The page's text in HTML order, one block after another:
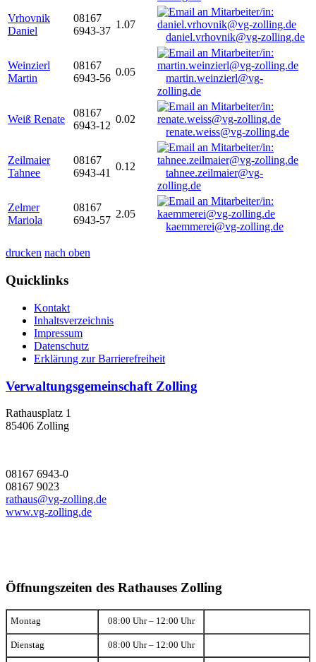
Vrhovnik
Daniel
08167
6943-37
1.07
daniel.vrhovnik@vg-zolling.de
Weinzierl
Martin
08167
6943-56
0.05
martin.weinzierl@vg-
zolling.de
Weiß Renate
08167
6943-12
0.02
renate.weiss@vg-zolling.de
Zeilmaier
Tahnee
08167
6943-41
0.12
tahnee.zeilmaier@vg-
zolling.de
Zelmer
Mariola
08167
6943-57
2.05
kaemmerei@vg-zolling.de
drucken nach oben
Quicklinks
Kontakt
Inhaltsverzeichnis
Impressum
Datenschutz
Erklärung zur Barrierefreiheit
Verwaltungsgemeinschaft Zolling
Rathausplatz 1
85406 Zolling
08167 6943-0
08167 9023
rathaus@vg-zolling.de
www.vg-zolling.de
Öffnungszeiten des Rathauses Zolling
Montag 08:00 Uhr – 12:00 Uhr
Dienstag 08:00 Uhr – 12:00 Uhr